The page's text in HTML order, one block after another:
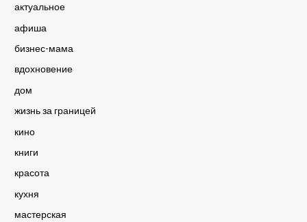
актуальное
афиша
бизнес-мама
вдохновение
дом
жизнь за границей
кино
книги
красота
кухня
мастерская